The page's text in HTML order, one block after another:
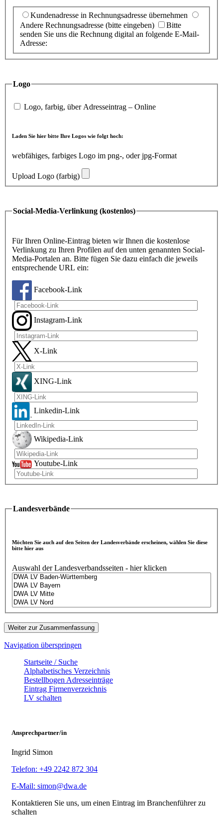
Kundenadresse in Rechnungsadresse übernehmen
Andere Rechnungsadresse (bitte eingeben)
Bitte
senden Sie uns die Rechnung digital an folgende E-Mail-
Adresse:
Logo
Logo, farbig, über Adresseintrag – Online
Laden Sie hier bitte Ihre Logos wie folgt hoch:
webfähiges, farbiges Logo im png-, oder jpg-Format
Upload Logo (farbig)
Social-Media-Verlinkung (kostenlos)
Für Ihren Online-Eintrag bieten wir Ihnen die kostenlose
Verlinkung zu Ihren Profilen auf den unten genannten Social-
Media-Portalen an. Bitte fügen Sie dazu einfach die jeweils
entsprechende URL ein:
Facebook-Link
Instagram-Link
X-Link
XING-Link
Linkedin-Link
Wikipedia-Link
Youtube-Link
Landesverbände
Möchten Sie auch auf den Seiten der Landesverbände erscheinen, wählen Sie diese
bitte hier aus
Auswahl der Landesverbandsseiten - hier klicken
Weiter zur Zusammenfassung
Navigation überspringen
Startseite / Suche
Alphabetisches Verzeichnis
Bestellbogen Adresseinträge
Eintrag Firmenverzeichnis
LV schalten
Ansprechpartner/in
Ingrid Simon
Telefon: +49 2242 872 304
E-Mail: simon@dwa.de
Kontaktieren Sie uns, um einen Eintrag im Branchenführer zu
schalten